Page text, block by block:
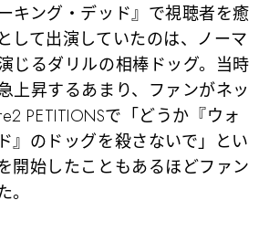
キング・デッド』で視聴者を癒
して出演していたのは、ノーマ
じるダリルの相棒ドッグ。当時
上昇するあまり、ファンがネッ
PETITIONSで「どうか『ウォ
』のドッグを殺さないで」とい
開始したこともあるほどファン